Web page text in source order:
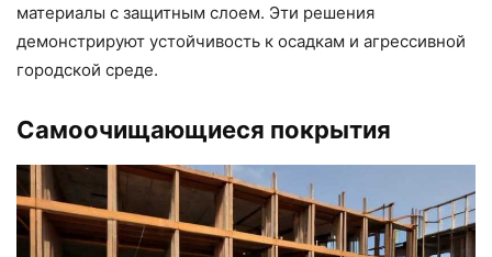
материалы с защитным слоем. Эти решения
демонстрируют устойчивость к осадкам и агрессивной
городской среде.
Самоочищающиеся покрытия